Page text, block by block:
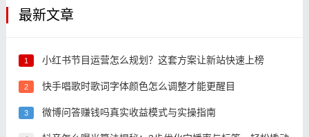
最新文章
1 小红书节目运营怎么规划？这套方案让新站快速上榜
2 快手唱歌时歌词字体颜色怎么调整才能更醒目
3 微博问答赚钱吗真实收益模式与实操指南